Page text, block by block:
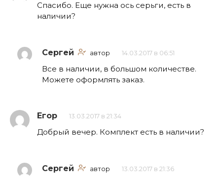
Спасибо. Еще нужна ось серьги, есть в
наличии?
Сергей автор 14.03.2017 в 06:51
Все в наличии, в большом количестве.
Можете оформлять заказ.
Егор 13.03.2017 в 21:34
Добрый вечер. Комплект есть в наличии?
Сергей автор 13.03.2017 в 21:36